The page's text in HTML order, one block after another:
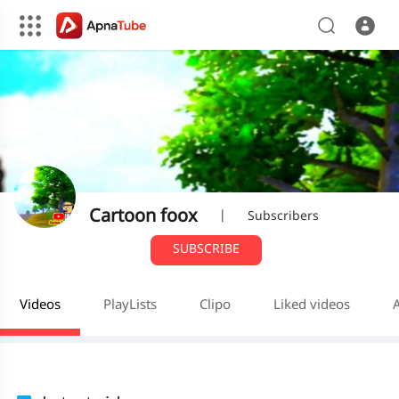
Cartoon foox
Subscribers
SUBSCRIBE
Videos PlayLists Clipo Liked videos